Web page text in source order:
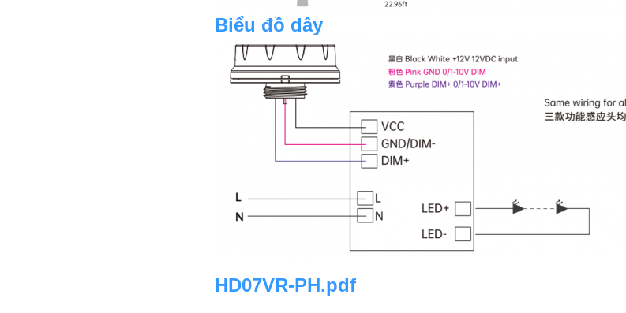
Biểu đồ dây
HD07VR-PH.pdf